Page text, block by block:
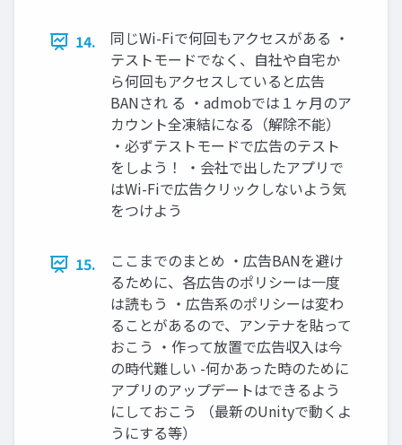
14.
同じWi-Fiで何回もアクセスがある ・
テストモードでなく、自社や自宅か
ら何回もアクセスしていると広告
BANされ る ・admobでは１ヶ月のア
カウント全凍結になる（解除不能）
・必ずテストモードで広告のテスト
をしよう！ ・会社で出したアプリで
はWi-Fiで広告クリックしないよう気
をつけよう
15.
ここまでのまとめ ・広告BANを避け
るために、各広告のポリシーは一度
は読もう ・広告系のポリシーは変わ
ることがあるので、アンテナを貼って
おこう ・作って放置で広告収入は今
の時代難しい -何かあった時のために
アプリのアップデートはできるよう
にしておこう （最新のUnityで動くよ
うにする等）